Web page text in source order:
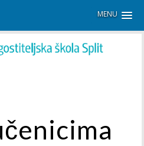
MENU